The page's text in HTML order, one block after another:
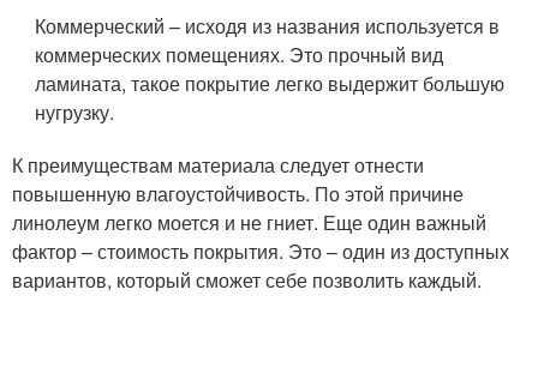
Коммерческий – исходя из названия используется в
коммерческих помещениях. Это прочный вид
ламината, такое покрытие легко выдержит большую
нугрузку.
К преимуществам материала следует отнести
повышенную влагоустойчивость. По этой причине
линолеум легко моется и не гниет. Еще один важный
фактор – стоимость покрытия. Это – один из доступных
вариантов, который сможет себе позволить каждый.